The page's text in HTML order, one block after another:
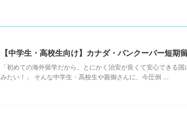
【中学生・高校生向け】カナダ・バンクーバー短
「初めての海外留学だから、とにかく治安が良くて安心できる
みたい！」 そんな中学生・高校生や親御さんに、今圧倒 ...